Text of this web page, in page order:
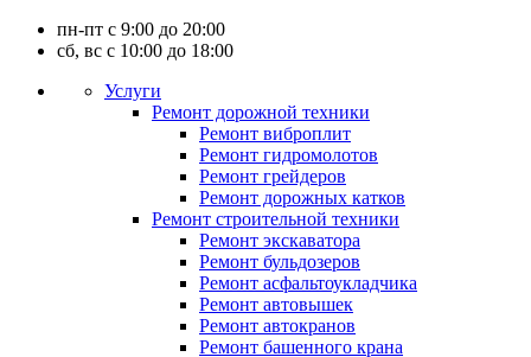
пн-пт с 9:00 до 20:00
сб, вс с 10:00 до 18:00
Услуги
Ремонт дорожной техники
Ремонт виброплит
Ремонт гидромолотов
Ремонт грейдеров
Ремонт дорожных катков
Ремонт строительной техники
Ремонт экскаватора
Ремонт бульдозеров
Ремонт асфальтоукладчика
Ремонт автовышек
Ремонт автокранов
Ремонт башенного крана